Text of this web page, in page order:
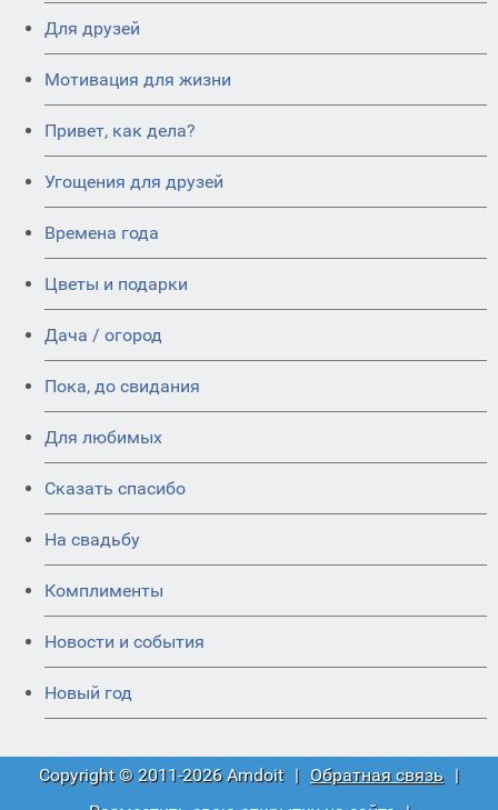
Для друзей
Мотивация для жизни
Привет, как дела?
Угощения для друзей
Времена года
Цветы и подарки
Дача / огород
Пока, до свидания
Для любимых
Сказать спасибо
На свадьбу
Комплименты
Новости и события
Новый год
Copyright © 2011-2026 Amdoit | Обратная связь |